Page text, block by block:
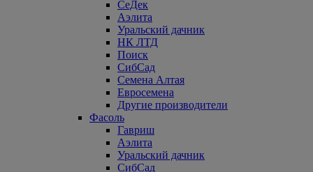
СеДек
Аэлита
Уральский дачник
НК ЛТД
Поиск
СибСад
Семена Алтая
Евросемена
Другие производители
Фасоль
Гавриш
Аэлита
Уральский дачник
СибСад